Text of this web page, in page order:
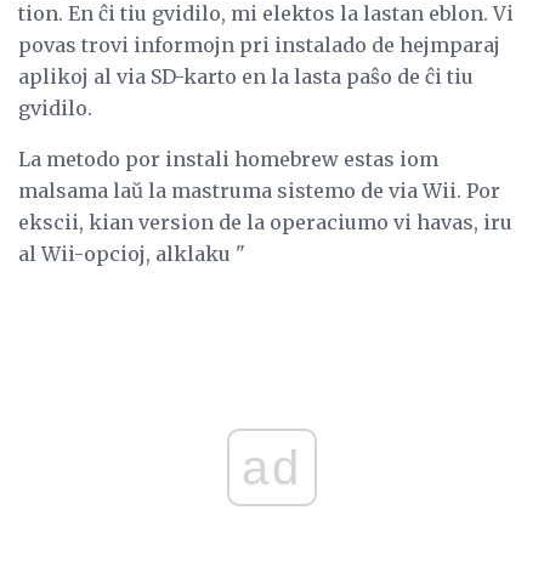
tion. En ĉi tiu gvidilo, mi elektos la lastan eblon. Vi
povas trovi informojn pri instalado de hejmparaj
aplikoj al via SD-karto en la lasta paŝo de ĉi tiu
gvidilo.
La metodo por instali homebrew estas iom
malsama laŭ la mastruma sistemo de via Wii. Por
ekscii, kian version de la operaciumo vi havas, iru
al Wii-opcioj, alklaku "
ad